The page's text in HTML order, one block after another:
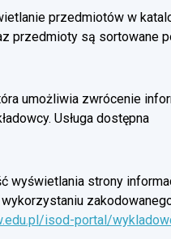
przedmiotów w
przedmioty są sortowane
umożliwia zwrócenie
Usługa dostępna
wyświetlania strony
isod-portal/